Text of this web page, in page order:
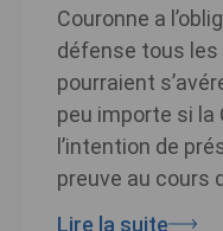
Couronne a
défense tous les
pourraient
peu importe si la
l’intention de
preuve au cours
Lire la suite